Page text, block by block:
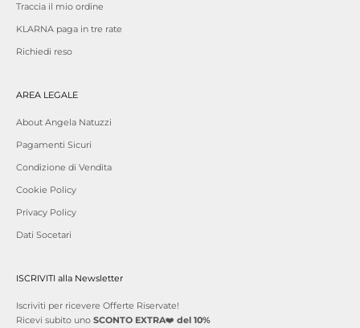
Traccia il mio ordine
KLARNA paga in tre rate
Richiedi reso
AREA LEGALE
About Angela Natuzzi
Pagamenti Sicuri
Condizione di Vendita
Cookie Policy
Privacy Policy
Dati Socetari
ISCRIVITI alla Newsletter
Iscriviti per ricevere Offerte Riservate!
Ricevi subito uno SCONTO EXTRA❤️ del 10%